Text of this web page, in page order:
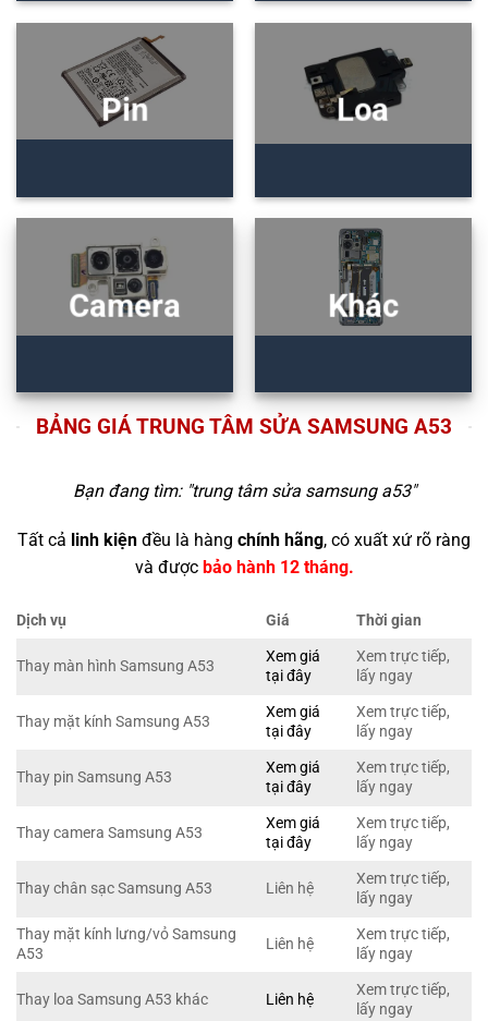
Pin Loa
Camera Khác
BẢNG GIÁ TRUNG TÂM SỬA SAMSUNG A53
Bạn đang tìm: "trung tâm sửa samsung a53"
Tất cả linh kiện đều là hàng chính hãng, có xuất xứ rõ ràng
và được bảo hành 12 tháng.
Dịch vụ Giá Thời gian
Thay màn hình Samsung A53
Xem giá
tại đây
Xem trực tiếp,
lấy ngay
Thay mặt kính Samsung A53
Xem giá
tại đây
Xem trực tiếp,
lấy ngay
Thay pin Samsung A53
Xem giá
tại đây
Xem trực tiếp,
lấy ngay
Thay camera Samsung A53
Xem giá
tại đây
Xem trực tiếp,
lấy ngay
Thay chân sạc Samsung A53 Liên hệ
Xem trực tiếp,
lấy ngay
Thay mặt kính lưng/vỏ Samsung
A53
Liên hệ
Xem trực tiếp,
lấy ngay
Thay loa Samsung A53 khác Liên hệ
Xem trực tiếp,
lấy ngay